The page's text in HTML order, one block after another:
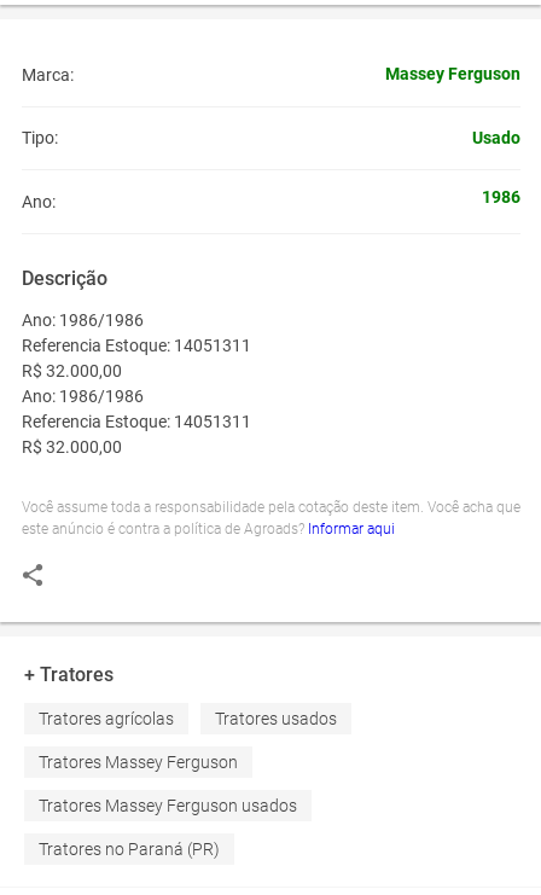
Marca: Massey Ferguson
Tipo: Usado
Ano: 1986
Descrição
Ano: 1986/1986
Referencia Estoque: 14051311
R$ 32.000,00
Ano: 1986/1986
Referencia Estoque: 14051311
R$ 32.000,00
Você assume toda a responsabilidade pela cotação deste item. Você acha que
este anúncio é contra a política de Agroads? Informar aqui
+ Tratores
Tratores agrícolas Tratores usados
Tratores Massey Ferguson
Tratores Massey Ferguson usados
Tratores no Paraná (PR)